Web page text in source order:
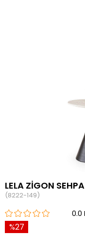
LELA ZİGON SEHPA
(8222-149)
0.0
27